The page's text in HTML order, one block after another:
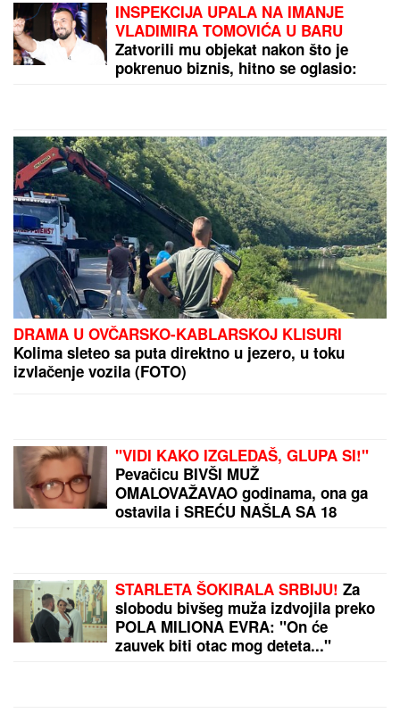
INSPEKCIJA UPALA NA IMANJE
VLADIMIRA TOMOVIĆA U BARU
Zatvorili mu objekat nakon što je
pokrenuo biznis, hitno se oglasio:
DRAMA U OVČARSKO-KABLARSKOJ KLISURI
Kolima sleteo sa puta direktno u jezero, u toku
izvlačenje vozila (FOTO)
"VIDI KAKO IZGLEDAŠ, GLUPA SI!"
Pevačicu BIVŠI MUŽ
OMALOVAŽAVAO godinama, ona ga
ostavila i SREĆU NAŠLA SA 18
STARLETA ŠOKIRALA SRBIJU! Za
slobodu bivšeg muža izdvojila preko
POLA MILIONA EVRA: "On će
zauvek biti otac mog deteta..."